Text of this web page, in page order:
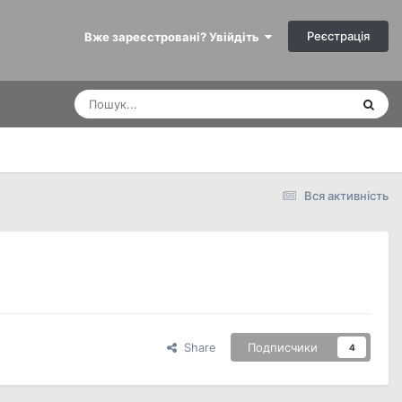
Вже зареєстровані? Увійдіть Реєстрація
Вся активність
Share Подписчики 4